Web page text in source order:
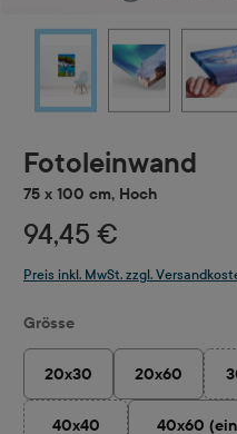
Fotoleinwand
75 x 100 cm, Hoch
94,45 €
Preis inkl. MwSt. zzgl.
Grösseauswählen
20x30 20x60
40x40 40x60